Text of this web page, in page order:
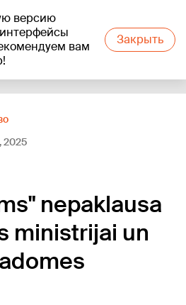
версию
вам
Закрыть
2025
nepaklausa
ministrijai un